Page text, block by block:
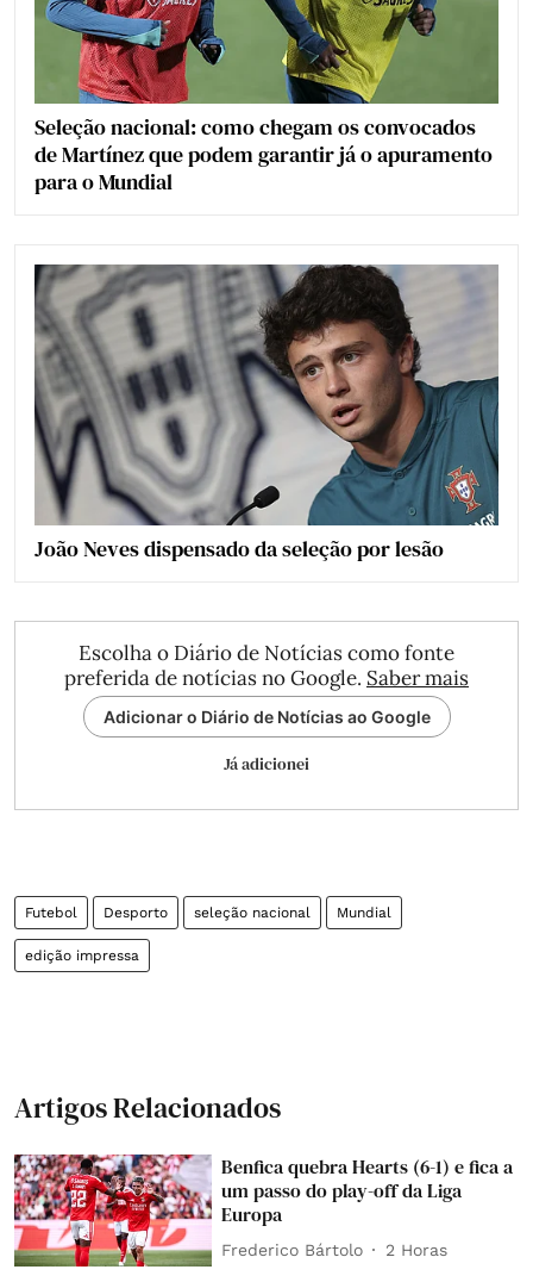
Seleção nacional: como chegam os convocados
de Martínez que podem garantir já o apuramento
para o Mundial
João Neves dispensado da seleção por lesão
Escolha o Diário de Notícias como fonte
preferida de notícias no Google. Saber mais
Adicionar o Diário de Notícias ao Google
Já adicionei
Futebol Desporto seleção nacional Mundial
edição impressa
Artigos Relacionados
Benfica quebra Hearts (6-1) e fica a
um passo do play-off da Liga
Europa
Frederico Bártolo 2 Horas